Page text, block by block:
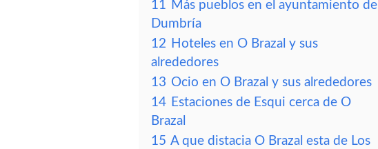
11 Más pueblos en el ayuntamiento de
Dumbría
12 Hoteles en O Brazal y sus
alrededores
13 Ocio en O Brazal y sus alrededores
14 Estaciones de Esqui cerca de O
Brazal
15 A que distacia O Brazal esta de Los